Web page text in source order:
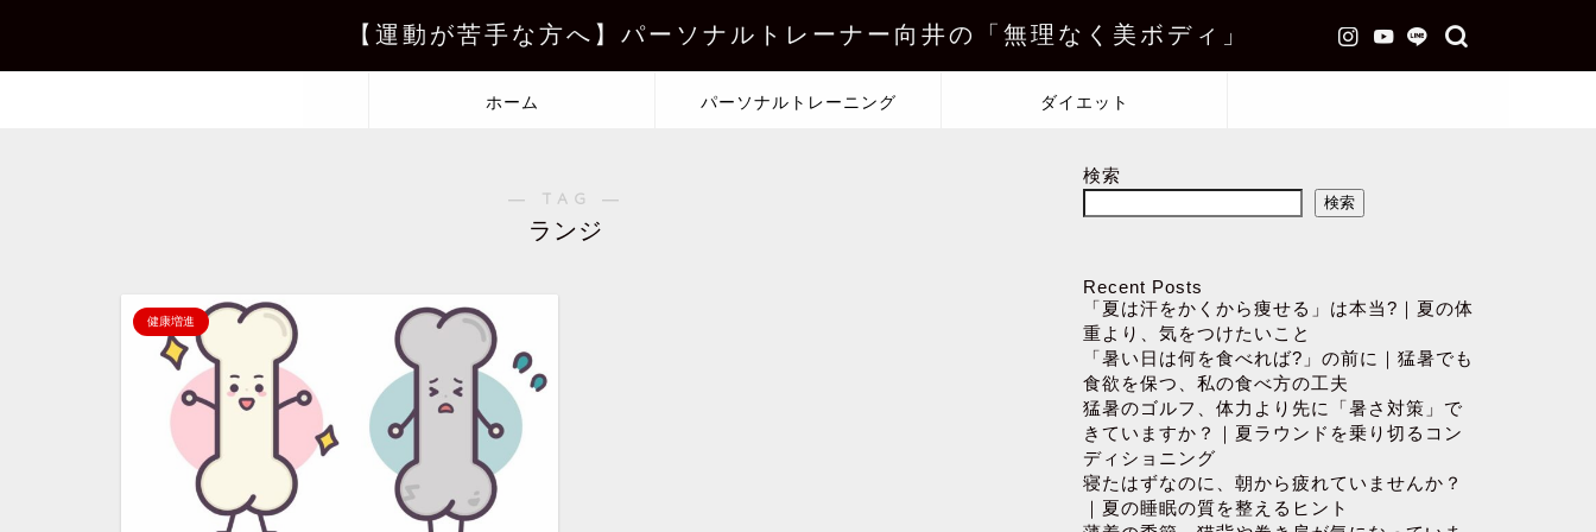
【運動が苦手な方へ】パーソナルトレーナー向井の「無理なく美ボディ」
ホーム パーソナルトレーニング ダイエット
― TAG ―
ランジ
健康増進
検索
検索
Recent Posts
「夏は汗をかくから痩せる」は本当?｜夏の体
重より、気をつけたいこと
「暑い日は何を食べれば?」の前に｜猛暑でも
食欲を保つ、私の食べ方の工夫
猛暑のゴルフ、体力より先に「暑さ対策」で
きていますか？｜夏ラウンドを乗り切るコン
ディショニング
寝たはずなのに、朝から疲れていませんか？
｜夏の睡眠の質を整えるヒント